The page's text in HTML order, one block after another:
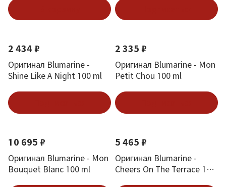
2 434 ₽
Оригинал Blumarine -
Shine Like A Night 100 ml
2 335 ₽
Оригинал Blumarine - Mon
Petit Chou 100 ml
10 695 ₽
Оригинал Blumarine - Mon
Bouquet Blanc 100 ml
5 465 ₽
Оригинал Blumarine -
Cheers On The Terrace 100